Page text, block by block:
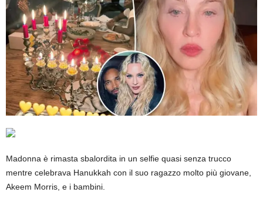
Madonna è rimasta sbalordita in un selfie quasi senza trucco
mentre celebrava Hanukkah con il suo ragazzo molto più giovane,
Akeem Morris, e i bambini.